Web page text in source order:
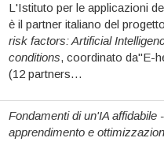
L'Istituto per le applicazioni
è il partner italiano del
risk factors: Artificial
conditions, coordinato da''E-
(12 partners…
Fondamenti di un'IA affidabile
apprendimento e